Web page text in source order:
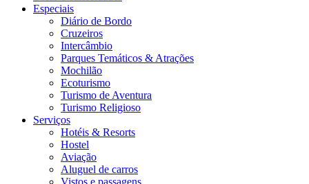
Especiais
Diário de Bordo
Cruzeiros
Intercâmbio
Parques Temáticos & Atrações
Mochilão
Ecoturismo
Turismo de Aventura
Turismo Religioso
Serviços
Hotéis & Resorts
Hostel
Aviação
Aluguel de carros
Vistos e passagens